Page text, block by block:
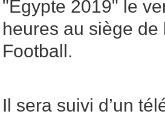
"Égypte 2019" le
heures au siège
Football.
Il sera suivi d’un